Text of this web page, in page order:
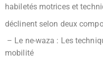
habiletés motrices et
déclinent selon deux
– Le ne-waza : Les
mobilité